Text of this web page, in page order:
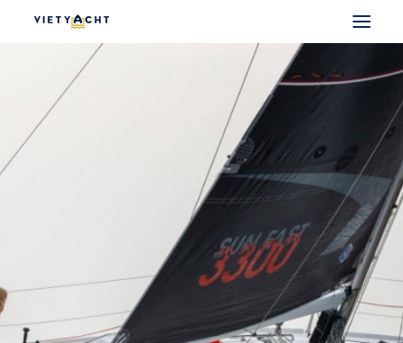
VIETYACHT
JEANNEAU
THUYỀN CÓ SẴN
THUYỀN CŨ CHÍNH HÃNG